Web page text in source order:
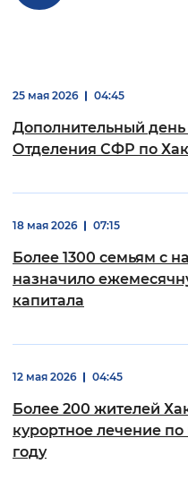
Без
Монохромный
25 мая 2026 04:45
Дополнительный
Отделения СФР по
18 мая 2026 07:15
Более 1300 семьям с
назначило
капитала
12 мая 2026 04:45
Более 200 жителей
курортное лечение
году